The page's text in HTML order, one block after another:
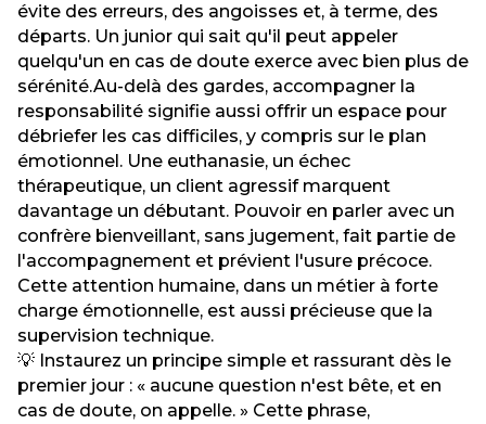
évite des erreurs, des angoisses et, à terme, des
départs. Un junior qui sait qu'il peut appeler
quelqu'un en cas de doute exerce avec bien plus de
sérénité.Au-delà des gardes, accompagner la
responsabilité signifie aussi offrir un espace pour
débriefer les cas difficiles, y compris sur le plan
émotionnel. Une euthanasie, un échec
thérapeutique, un client agressif marquent
davantage un débutant. Pouvoir en parler avec un
confrère bienveillant, sans jugement, fait partie de
l'accompagnement et prévient l'usure précoce.
Cette attention humaine, dans un métier à forte
charge émotionnelle, est aussi précieuse que la
supervision technique.
💡 Instaurez un principe simple et rassurant dès le
premier jour : « aucune question n'est bête, et en
cas de doute, on appelle. » Cette phrase,